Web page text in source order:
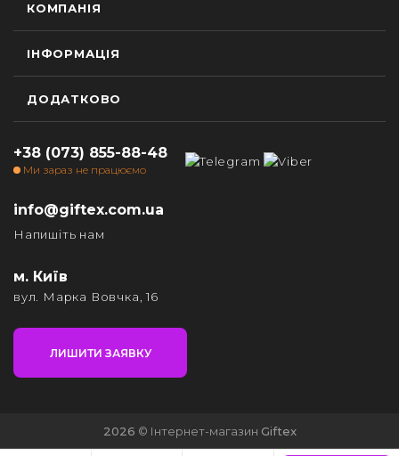
КОМПАНІЯ
ІНФОРМАЦІЯ
ДОДАТКОВО
+38 (073) 855-88-48
Ми зараз не працюємо
info@giftex.com.ua
Напишіть нам
м. Київ
вул. Марка Вовчка, 16
ЛИШИТИ ЗАЯВКУ
2026 © Інтернет-магазин Giftex